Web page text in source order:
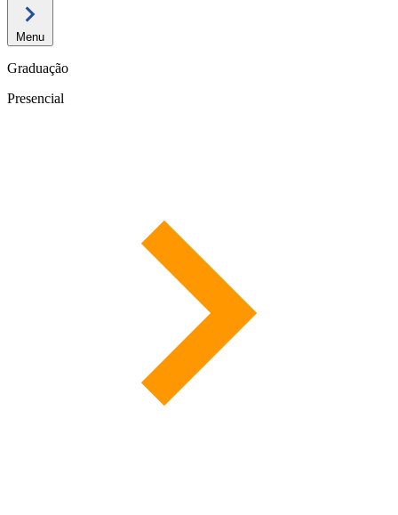
Menu
Graduação
Presencial